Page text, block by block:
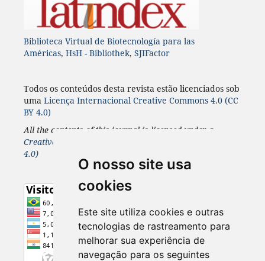
O nosso site usa
cookies
Este site utiliza cookies e outras
tecnologias de rastreamento para
melhorar sua experiência de
navegação para os seguintes
Biblioteca Virtual de Biotecnología para las
Américas, HsH - Bibliothek, SJIFactor
Todos os conteúdos desta revista estão licenciados sob
uma Licença Internacional Creative Commons 4.0 (CC
BY 4.0)
All the contents of this journal is licensed under a
Creative Commons 4.0 Internacional
4.0)